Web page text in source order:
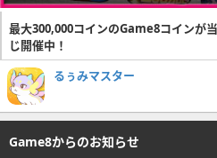
最大300,000コインのGame8コインが
じ開催中！
るぅみマスター
Game8からのお知らせ